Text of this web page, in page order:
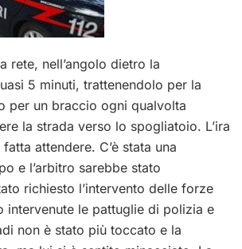
rete, nell’angolo dietro la
5 minuti, trattenendolo per la
per un braccio ogni qualvolta
la strada verso lo spogliatoio. L’ira
attendere. C’è stata una
e l’arbitro sarebbe stato
richiesto l’intervento delle forze
intervenute le pattuglie di polizia e
non è stato più toccato e la